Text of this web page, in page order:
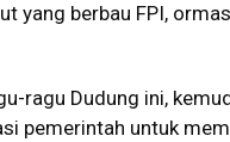
yang berbau FPI,
ragu Dudung ini,
pemerintah untuk